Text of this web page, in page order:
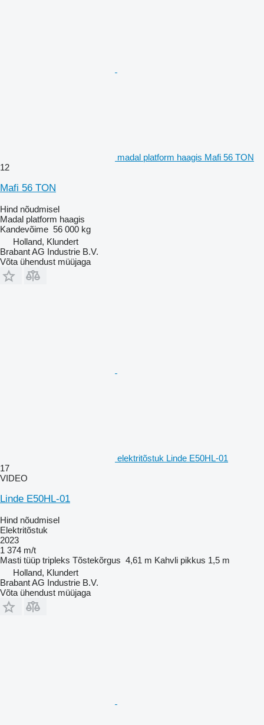
madal platform haagis Mafi 56 TON
12
Mafi 56 TON
Hind nõudmisel
Madal platform haagis
Kandevõime 56 000 kg
Holland, Klundert
Brabant AG Industrie B.V.
Võta ühendust müüjaga
elektritõstuk Linde E50HL-01
17
VIDEO
Linde E50HL-01
Hind nõudmisel
Elektritõstuk
2023
1 374 m/t
Masti tüüp tripleks Tõstekõrgus 4,61 m Kahvli pikkus 1,5 m
Holland, Klundert
Brabant AG Industrie B.V.
Võta ühendust müüjaga